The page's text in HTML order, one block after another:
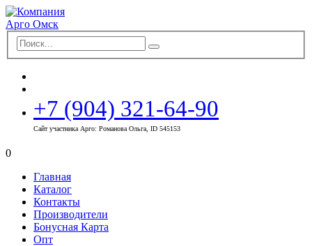
+7 (904) 321-64-90
Сайт участника Арго: Романова Ольга, ID 545153
0
Главная
Каталог
Контакты
Производители
Бонусная Карта
Опт